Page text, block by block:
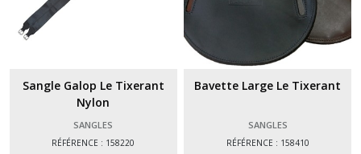
Sangle Galop Le Tixerant
Nylon
SANGLES
RÉFÉRENCE : 158220
Bavette Large Le Tixerant
SANGLES
RÉFÉRENCE : 158410